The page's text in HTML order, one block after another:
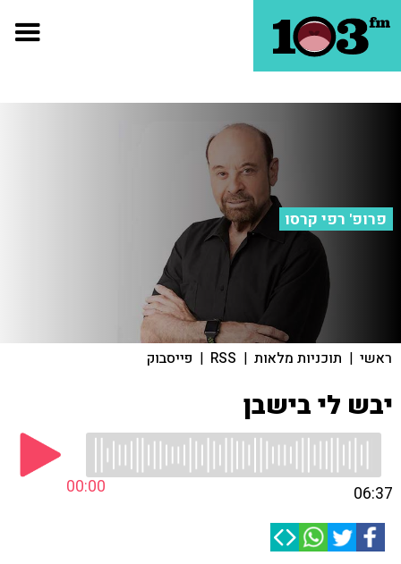
פרופ' רפי קרסו
ראשי | תוכניות מלאות |
RSS
| פייסבוק
יבש לי בישבן
00:00 06:37